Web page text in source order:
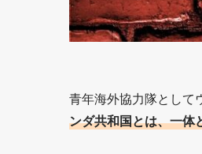
青年海外協力隊として
ンダ共和国とは、一体